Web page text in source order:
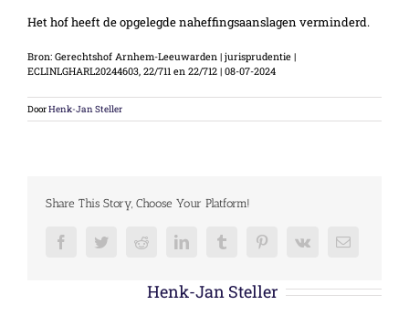
Het hof heeft de opgelegde naheffingsaanslagen verminderd.
Bron: Gerechtshof Arnhem-Leeuwarden | jurisprudentie |
ECLINLGHARL20244603, 22/711 en 22/712 | 08-07-2024
DoorHenk-Jan Steller
Share This Story, Choose Your Platform!
FacebookTwitterRedditLinkedInTumblr PinterestVk
E-
Henk-Jan Steller